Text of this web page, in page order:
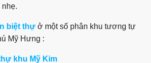
biệt thự ở một số phân khu tương tự
Mỹ Hưng :
khu Mỹ Kim